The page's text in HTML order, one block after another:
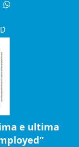
e ultima